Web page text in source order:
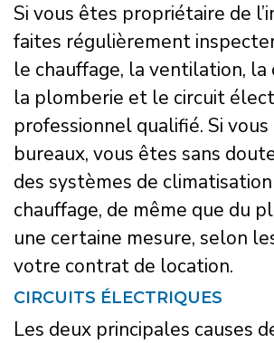
Si vous êtes propriétaire de
faites régulièrement
le chauffage, la ventilation, la
la plomberie et le circuit
professionnel qualifié. Si
bureaux, vous êtes sans
des systèmes de
chauffage, de même que du
une certaine mesure, selon
votre contrat de location.
CIRCUITS ÉLECTRIQUES
Les deux principales causes